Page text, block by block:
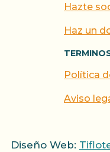
Hazte
Haz un
Política
Aviso
Diseño Web: